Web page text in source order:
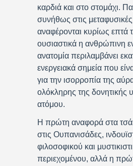
καρδιά και στο στομάχι.
συνήθως στις μεταφυσικές
αναφέρονται κυρίως επτά
ουσιαστικά η ανθρώπινη
ανατομία περιλαμβάνει
ενεργειακά σημεία που
για την ισορροπία της
ολόκληρης της δονητικής
ατόμου.
Η πρώτη αναφορά στα
στις Ουπανισάδες,
φιλοσοφικού και
περιεχομένου, αλλά η